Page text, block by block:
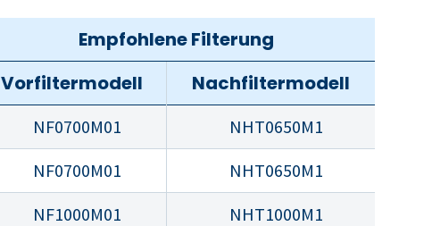
Empfohlene Filterung
Vorfiltermodell Nachfiltermodell
NF0700M01
NHT0650M1
NF0700M01
NHT0650M1
NF1000M01
NHT1000M1